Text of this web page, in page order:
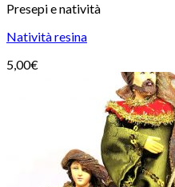
Presepi e natività
Natività resina
5,00€